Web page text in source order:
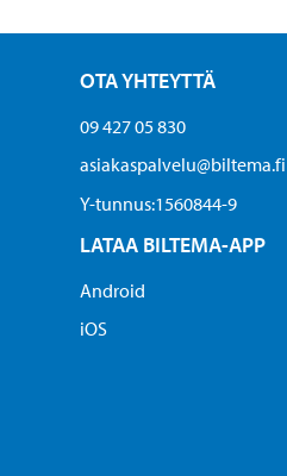
OTA YHTEYTTÄ
09 427 05 830
asiakaspalvelu@biltema.fi
Y-tunnus:1560844-9
LATAA BILTEMA-APP
Android
iOS